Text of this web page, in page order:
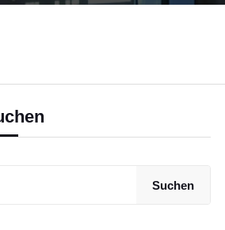
Suchen